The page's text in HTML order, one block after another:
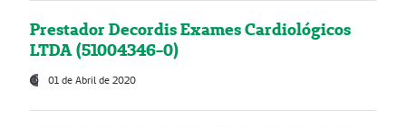
Prestador Decordis Exames Cardiológicos
LTDA (51004346-0)
01 de Abril de 2020